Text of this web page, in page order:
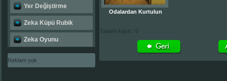
Yer Değiştirme
Zeka Küpü Rubik
Zeka Oyunu
Reklam yok
Odalardan Kurtulun
Toplam kayıt : 5